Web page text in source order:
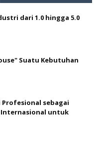
dari 1.0 hingga 5.0
Suatu Kebutuhan
Profesional sebagai
Internasional untuk